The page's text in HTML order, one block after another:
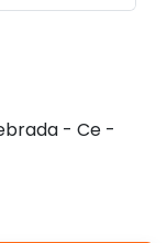
- Ce -